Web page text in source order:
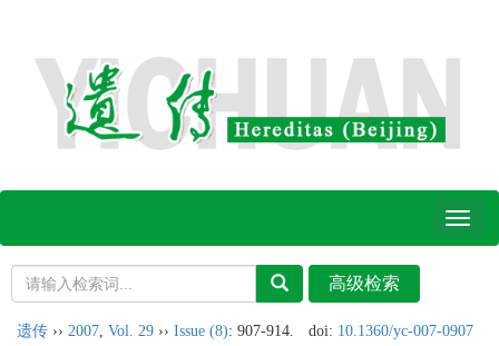
Toggle
遗传 ›› 2007 Vol. 29 ›› Issue (8): 907-914. doi: 10.1360/yc-007-0907